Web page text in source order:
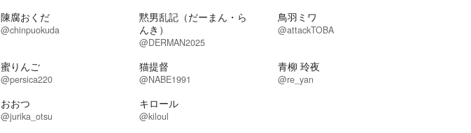
陳腐おくだ
@chinpuokuda
黙男乱記（だーまん・ら
んき）
@DERMAN2025
鳥羽ミワ
@attackTOBA
蜜りんご
@persica220
猫提督
@NABE1991
青柳 玲夜
@re_yan
おおつ
@jurika_otsu
キロール
@kiloul